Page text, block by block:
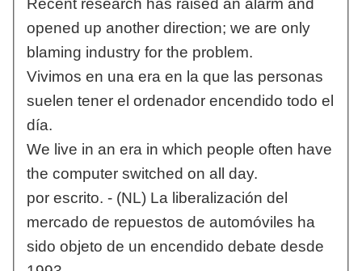
Recent research has raised an alarm and
opened up another direction; we are only
blaming industry for the problem.
Vivimos en una era en la que las personas
suelen tener el ordenador encendido todo el
día.
We live in an era in which people often have
the computer switched on all day.
por escrito. - (NL) La liberalización del
mercado de repuestos de automóviles ha
sido objeto de un encendido debate desde